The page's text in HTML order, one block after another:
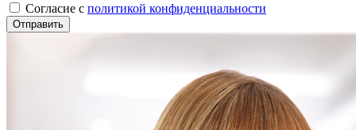
Cогласие с политикой конфиденциальности
Отправить